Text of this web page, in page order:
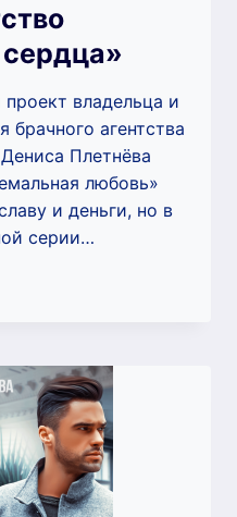
владельца и
брачного агентства
Плетнёва
любовь»
и деньги, но в
серии…